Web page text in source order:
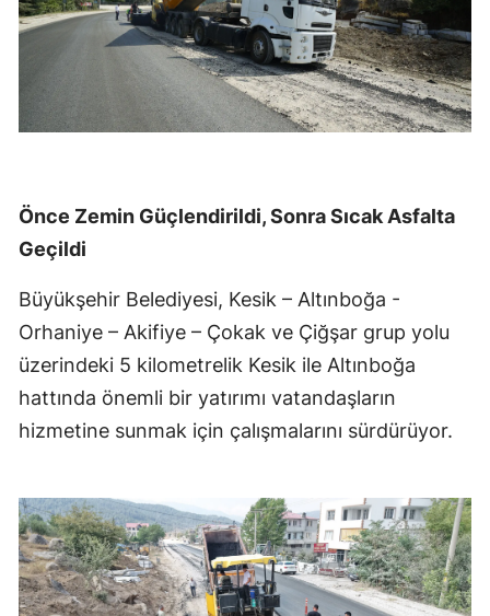
Önce Zemin Güçlendirildi, Sonra Sıcak Asfalta
Geçildi
Büyükşehir Belediyesi, Kesik – Altınboğa -
Orhaniye – Akifiye – Çokak ve Çiğşar grup yolu
üzerindeki 5 kilometrelik Kesik ile Altınboğa
hattında önemli bir yatırımı vatandaşların
hizmetine sunmak için çalışmalarını sürdürüyor.